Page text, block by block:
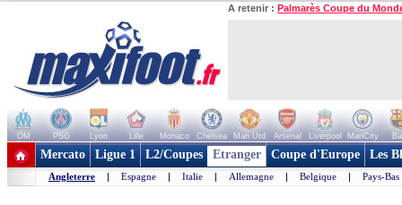
A retenir : Palmarès Coupe du
OM PSG Lyon Lille Monaco Chelsea Man Utd Arsenal Liverpool ManCity
+ de clubs
Mercato Ligue 1 L2/Coupes Etranger Coupe d'Europe Les
Angleterre | Espagne | Italie | Allemagne | Belgique | Pays-Bas